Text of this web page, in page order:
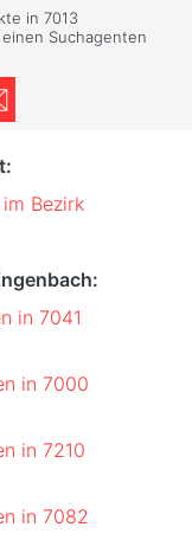
in 7013
Suchagenten
Bezirk
in 7041
in 7000
in 7210
in 7082